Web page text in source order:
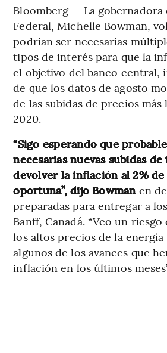
Bloomberg — La gobernadora
Federal, Michelle Bowman,
podrían ser necesarias
tipos de interés para que la
el objetivo del banco central,
de que los datos de agosto
de las subidas de precios más
2020.
“Sigo esperando que
necesarias nuevas subidas
devolver la inflación al 2% de
oportuna”, dijo Bowmanen
preparadas para entregar a
Banff, Canadá. “Veo un
los altos precios de la
algunos de los avances que
inflación en los últimos